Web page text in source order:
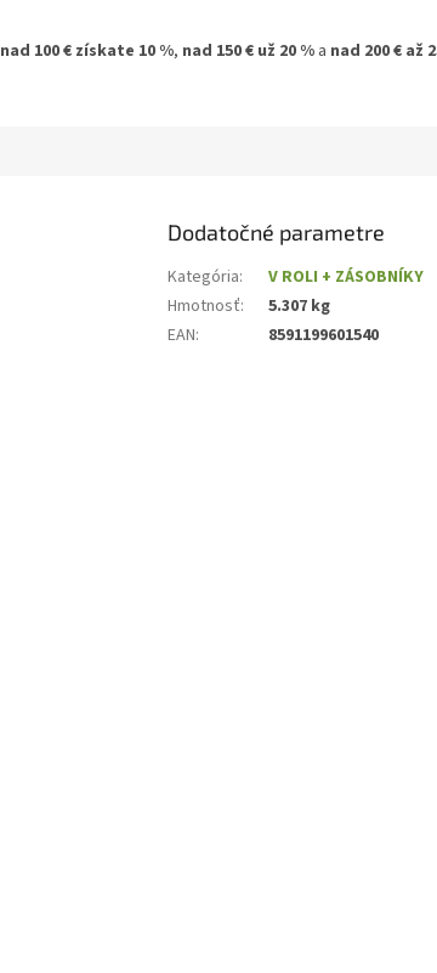
nad 100 € získate 10 %, nad 150 € už 20 % a nad 200 € až
Dodatočné parametre
Kategória:
V ROLI + ZÁSOBNÍKY
Hmotnosť:
5.307 kg
EAN: 8591199601540